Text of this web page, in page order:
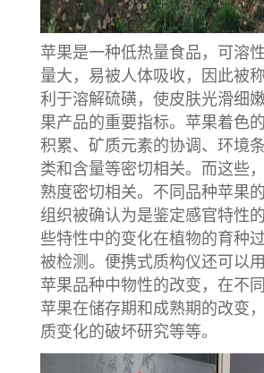
苹果是一种低热量食品，可溶
量大，易被人体吸收，因此被
利于溶解硫磺，使皮肤光滑细
果产品的重要指标。苹果着色
积累、矿质元素的协调、环境
类和含量等密切相关。而这些
熟度密切相关。不同品种苹果
组织被确认为是鉴定感官特性
些特性中的变化在植物的育种
被检测。便携式质构仪还可以
苹果品种中物性的改变，在不
苹果在储存期和成熟期的改变
质变化的破坏研究等等。